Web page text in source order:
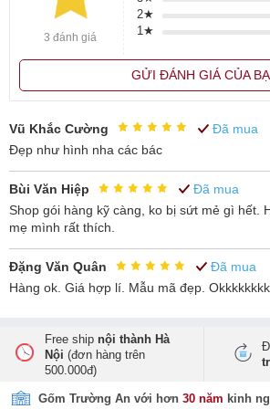
Được nung ở nhiệt độ cao nên thành sản
men với thời gian, ngoài ra chịu được nhiệt
được trong máy rửa bát. Ngoài công dụng
có thể đem làm quà tặng quà biếu ý nghĩa
3 đánh giá
2★
1★
GỬI ĐÁNH GIÁ CỦA
Vũ Khắc Cường
Đã mua
Đẹp như hình nha các bác
Bùi Văn Hiệp
Đã mua
Shop gói hàng kỹ càng, ko bị sứt mẻ gì hết.
mẹ mình rất thích.
Đặng Văn Quân
Đã mua
Hàng ok. Giá hợp lí. Mẫu mã đẹp.
Free ship nội thành Hà
Nội (đơn hàng trên
500.000đ)
Gốm Trường An với hơn 30 năm kinh